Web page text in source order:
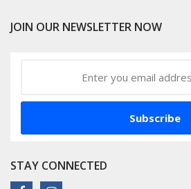
JOIN OUR NEWSLETTER NOW
Subscribe
STAY CONNECTED